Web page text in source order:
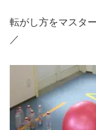
転がし方をマスタ
／